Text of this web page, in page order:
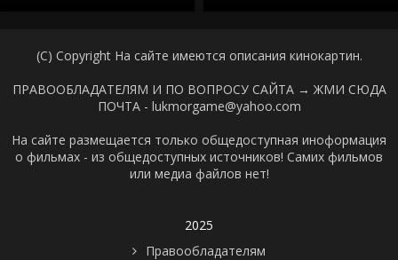
(C) Copyright На сайте имеются описания кинокартин.
ПРАВООБЛАДАТЕЛЯМ И ПО ВОПРОСУ САЙТА → ЖМИ СЮДА
ПОЧТА - lukmorgame@yahoo.com
На сайте размещается только общедоступная иноформация
о фильмах - из общедоступных источников! Самих фильмов
или медиа файлов нет!
2025
Правообладателям